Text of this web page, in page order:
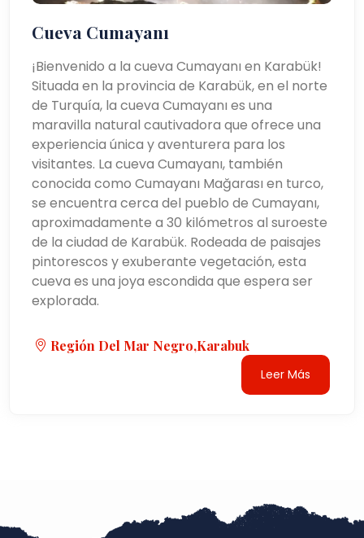
Cueva Cumayanı
¡Bienvenido a la cueva Cumayanı en Karabük!
Situada en la provincia de Karabük, en el norte
de Turquía, la cueva Cumayanı es una
maravilla natural cautivadora que ofrece una
experiencia única y aventurera para los
visitantes. La cueva Cumayanı, también
conocida como Cumayanı Mağarası en turco,
se encuentra cerca del pueblo de Cumayanı,
aproximadamente a 30 kilómetros al suroeste
de la ciudad de Karabük. Rodeada de paisajes
pintorescos y exuberante vegetación, esta
cueva es una joya escondida que espera ser
explorada.
Región Del Mar Negro,Karabuk
Leer Más